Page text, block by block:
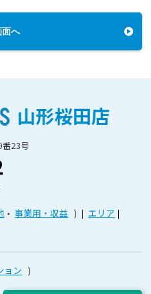
面へ
山形桜田店
番23号
事業用・収益
エリア
ョン